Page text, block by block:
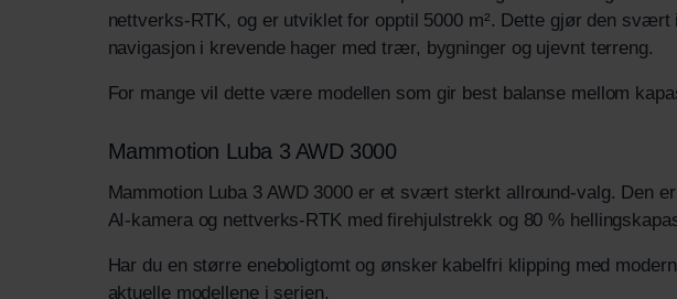
nettverks-RTK, og er utviklet for opptil 5000 m². Dette gjør den
navigasjon i krevende hager med trær, bygninger og ujevnt terreng.
For mange vil dette være modellen som gir best balanse mellom
Mammotion Luba 3 AWD 3000
Mammotion Luba 3 AWD 3000 er et svært sterkt allround-valg. Den
AI-kamera og nettverks-RTK med firehjulstrekk og 80 %
Har du en større eneboligtomt og ønsker kabelfri klipping med
aktuelle modellene i serien.